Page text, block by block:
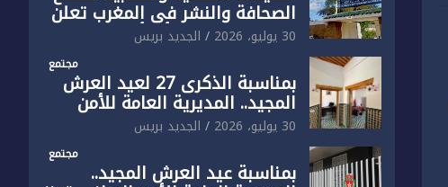
الصحافة والنشر في المغرب تعلن
رفضها القاطع لـ”أي أجندة انتخابية
مُعدة على مقاس سياسي
ومصلحي ضيق”
30 يوليو، 2026 الجديد بريس
مجتمع
بمناسبة الذكرى 27 لعيد العرش
المجيد.. المديرية العامة للأمن
الوطني تفتتح المقر الجديد لفرقة
الشرطة السياحية بفاس
30 يوليو، 2026 الجديد بريس
مجتمع
بمناسبة عيد العرش المجيد..